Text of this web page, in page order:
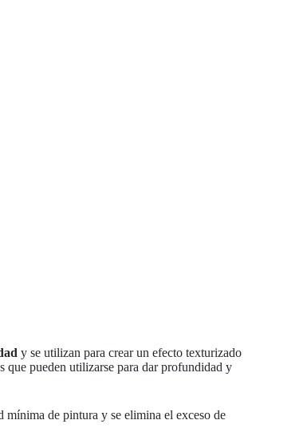
y se utilizan para crear un efecto texturizado
que pueden utilizarse para dar profundidad y
mínima de pintura y se elimina el exceso de